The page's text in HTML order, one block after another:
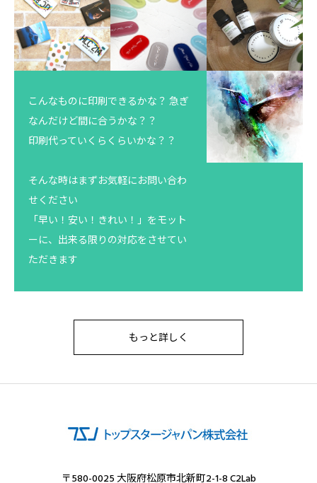
こんなものに印刷できるかな？ 急ぎ
なんだけど間に合うかな？？
印刷代っていくらくらいかな？？
そんな時はまずお気軽にお問い合わ
せください
「早い！安い！きれい！」をモット
ーに、出来る限りの対応をさせてい
ただきます
もっと詳しく
〒580-0025 大阪府松原市北新町2-1-8 C2Lab